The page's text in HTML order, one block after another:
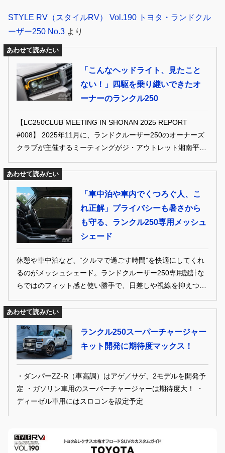
STYLE RV（スタイルRV） Vol.190 トヨタ・ランドクル
ーザー250 No.3 より
あわせて読みたい
「こんなヘッドライト、見たこと
ない！」四駆を乗り継いできたオ
ーナーのランクル250
【LC250CLUB MEETING IN SHONAN 2025 REPORT
#008】 2025年11月に、ランドクルーザー250のオーナーズ
クラブが主催するミーティングがジ・アウトレット湘南平塚
ーが集まったほか、人気メーカーのデモカーも多数集結。会
あわせて読みたい
「車中泊や車内でくつろぐ人、こ
れ正解」プライバシーも暑さから
も守る、ランクル250専用メッシュ
シェード
休憩や車中泊など、“クルマで過ごす時間”を快適にしてくれ
るのがメッシュシェード。ランドクルーザー250専用設計な
らではのフィット感と使い勝手で、日差しや視線を抑えつ
あわせて読みたい
ランクル250スーパーチャージャー
キット開発に期待度マックス！
・ダンパーZZ-R（車高調）はアゲ／サゲ、2モデルを開発予
定 ・ガソリン車用のスーパーチャージャーは期待度大！ ・
ディーゼル車用にはスロコンを設定予定